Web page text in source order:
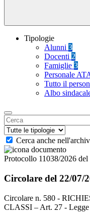
Tipologie
Alunni 3
Docenti 2
Famiglie 3
Personale
Tutto il
Albo
Cerca anche
Protocollo 11038/2026
Circolare del 22/07/
Circolare n. 580 -
CLASSI – Art. 27 - Legge